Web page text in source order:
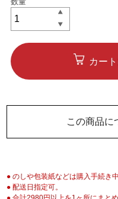
カー
この商品に
● のしや包装紙などは購入手続き
● 配送日指定可。